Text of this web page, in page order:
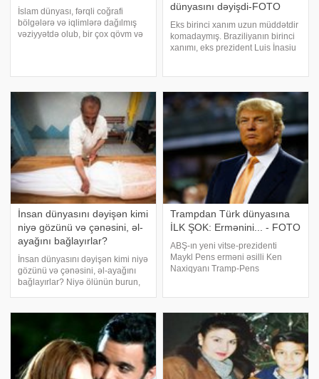
İslam dünyası, fərqli coğrafi
bölgələrə və iqlimlərə dağılmış
vəziyyətdə olub, bir çox qövm və
dünyasını dəyişdi-FOTO
Eks birinci xanım uzun müddətdir
komadaymış. Braziliyanın birinci
xanımı, eks prezident Luis İnasiu
verdiyi xəbərə görə, o yanvarı
İnsan dünyasını dəyişən kimi
niyə gözünü və çənəsini, əl-
ayağını bağlayırlar?
İnsan dünyasını dəyişən kimi niyə
gözünü və çənəsini, əl-ayağını
bağlayırlar? Niyə ölünün burun,
Risalələrdə də yazıldığı kimi,
insan dünyasını dəyişəndə
Trampdan Türk dünyasına
İLK ŞOK: Ermənini... - FOTO
ABŞ-ın yeni vitse-prezidenti
Maykl Pens erməni əsilli Ken
Naxiqyanı Tramp-Pens
administrasiya rəhbərinin
müavini vəzifəsini tuta